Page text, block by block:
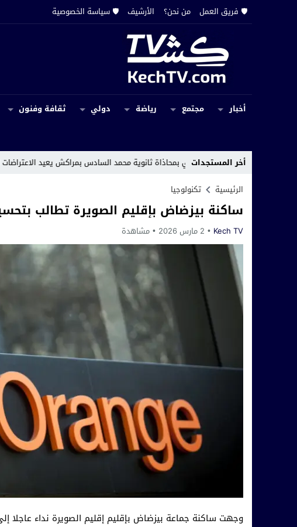
🛡️ فريق العمل من نحن؟ الأرشيف 🛡️ سياسة الخصوصية
أخبار مجتمع رياضة دولي ثقافة وفنون
أخر المستجدات
لاقط هوائي بمحاذاة ثانوية محمد السادس بمراكش يعيد الاعتراضات الرسمية إلى
الرئيسية
تكنولوجيا
ساكنة بيزضاض بإقليم الصويرة تطالب
Kech TV 2 مارس 2026 مشاهدة
وجهت ساكنة جماعة بيزضاض بإقليم إقليم الصويرة نداء عاجلا